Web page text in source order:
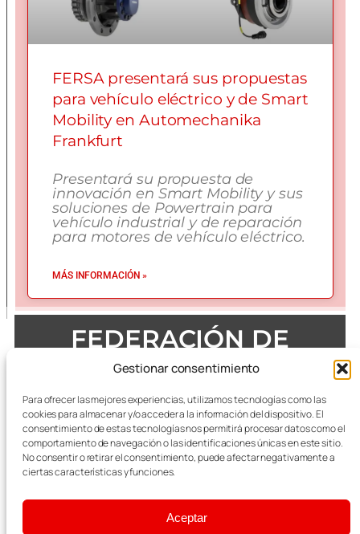
Gestionar consentimiento
Para ofrecer las mejores experiencias, utilizamos tecnologías como las
cookies para almacenar y/o acceder a la información del dispositivo. El
consentimiento de estas tecnologías nos permitirá procesar datos como el
comportamiento de navegación o las identificaciones únicas en este sitio.
No consentir o retirar el consentimiento, puede afectar negativamente a
ciertas características y funciones.
Aceptar
FERSA presentará sus propuestas
para vehículo eléctrico y de Smart
Mobility en Automechanika
Frankfurt
Presentará su propuesta de
innovación en Smart Mobility y sus
soluciones de Powertrain para
vehículo industrial y de reparación
para motores de vehículo eléctrico.
MÁS INFORMACIÓN »
FEDERACIÓN DE
EMPRESAS DEL METAL
DE ZARAGOZA
Todas las referencias terminológicas de género que se
mencionan a lo largo de las publicaciones, se considerarán
alusivas al masculino y femenino indistintamente.
Política Integrada de Calidad y